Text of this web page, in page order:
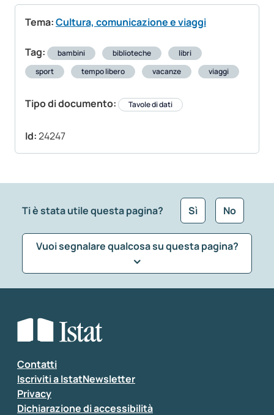
Tema:Cultura, comunicazione e viaggi
Tag: bambini biblioteche
libri
sport
tempo libero vacanze viaggi
Tipo di documento: Tavole di dati
Id:24247
Ti è stata utile questa pagina? Sì No
Vuoi segnalare qualcosa su questa pagina?
Seleziona la tipologia della segnalazione
Inserisci il tuo commento
Contatti
Iscriviti a IstatNewsletter
Privacy
Dichiarazione di accessibilità